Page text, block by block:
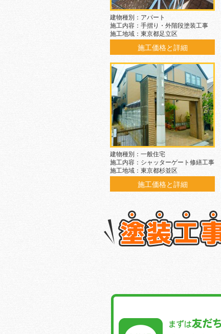
建物種別：アパート
施工内容：手摺り・外階段塗装工事
施工地域：東京都足立区
施工価格と詳細
建物種別：一般住宅
施工内容：シャッターゲート修繕工事
施工地域：東京都杉並区
施工価格と詳細